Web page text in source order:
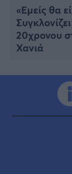
«Εμείς θα
20χρονου
Χανιά